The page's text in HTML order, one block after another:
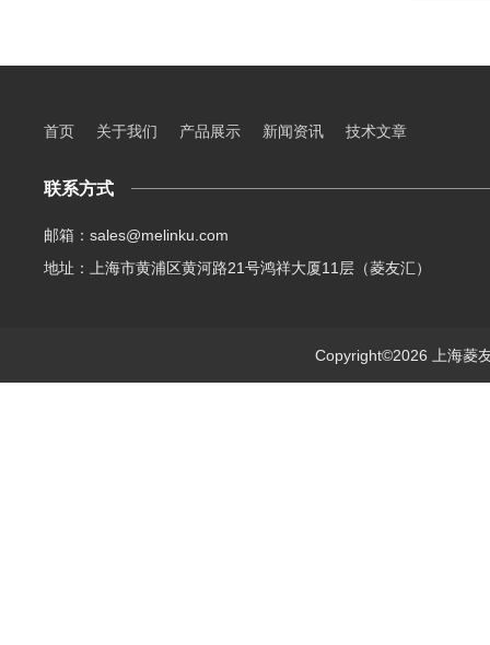
首页 关于我们 产品展示 新闻资讯 技术文章
联系方式
邮箱：sales@melinku.com
地址：上海市黄浦区黄河路21号鸿祥大厦11层（菱友汇）
Copyright©2026 上海菱